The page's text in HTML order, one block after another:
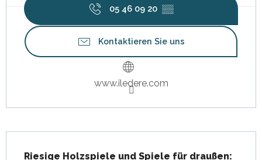
05 46 09 20 ▒▒
Kontaktieren Sie uns
www.iledere.com
Riesige Holzspiele und Spiele für draußen: